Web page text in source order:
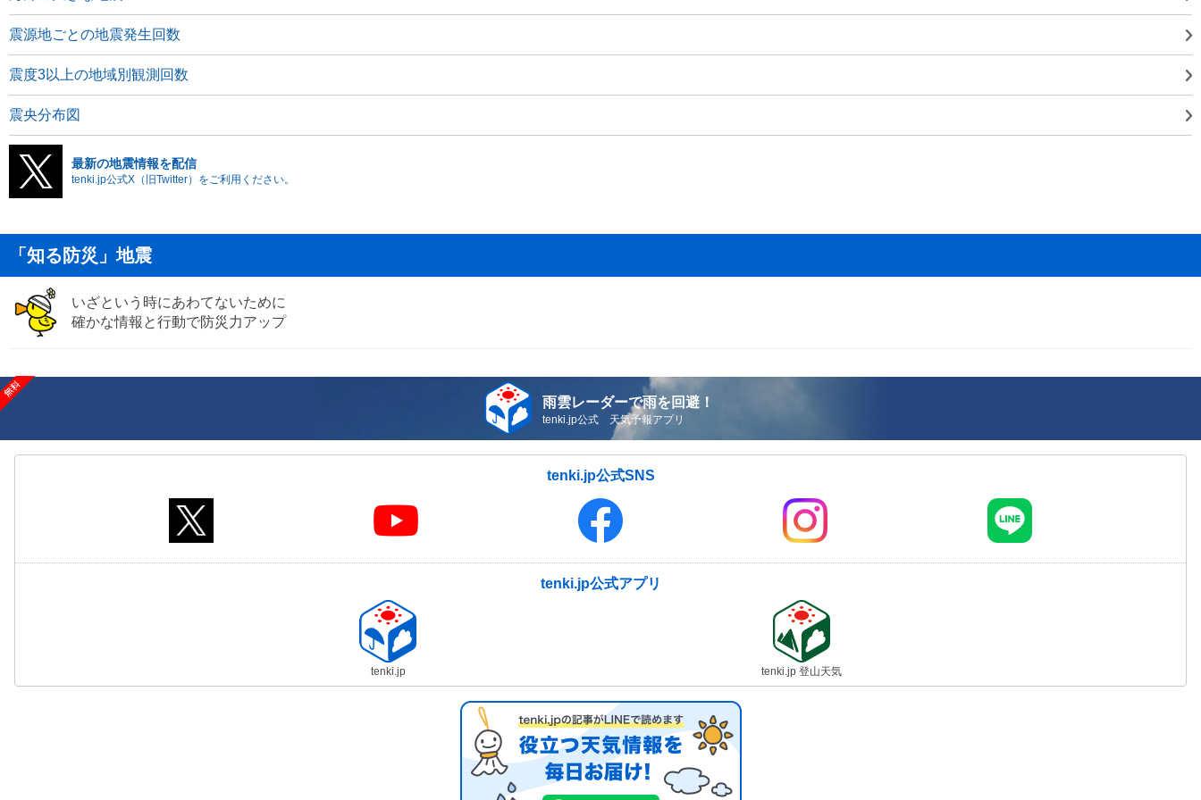
震源地ごとの地震発生回数
震度3以上の地域別観測回数
震央分布図
最新の地震情報を配信
tenki.jp公式X（旧Twitter）をご利用ください。
「知る防災」地震
いざという時にあわてないために
確かな情報と行動で防災力アップ
雨雲レーダーで雨を回避！
tenki.jp公式 天気予報アプリ
tenki.jp公式SNS
tenki.jp公式アプリ
tenki.jp tenki.jp 登山天気